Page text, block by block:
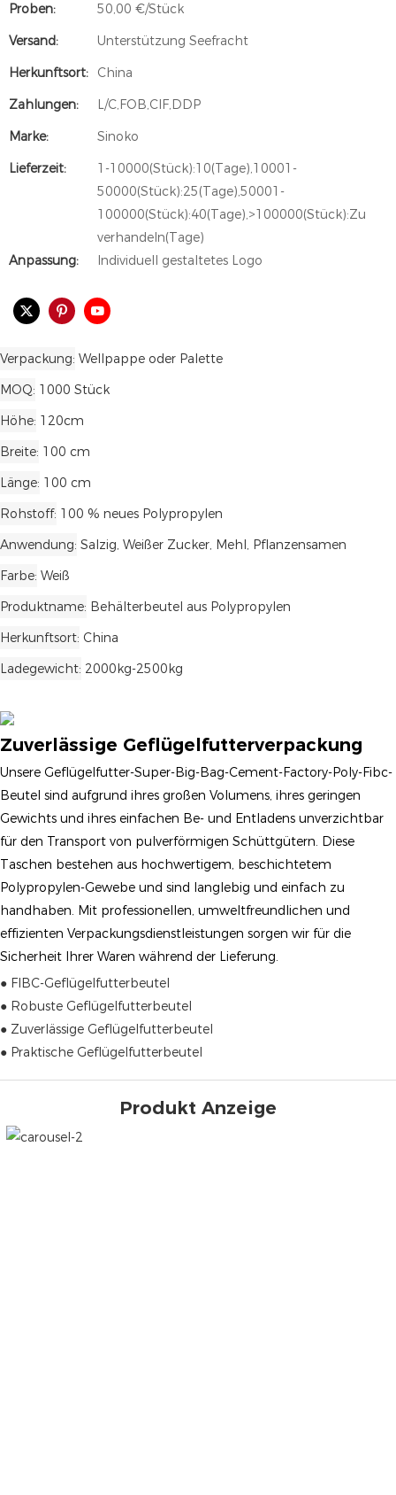
Proben:
50,00 €/Stück
Versand:
Unterstützung Seefracht
Herkunftsort:
China
Zahlungen:
L/C,FOB,CIF,DDP
Marke:
Sinoko
Lieferzeit:
1-10000(Stück):10(Tage),10001-
50000(Stück):25(Tage),50001-
100000(Stück):40(Tage),>100000(Stück):Zu
verhandeln(Tage)
Anpassung:
Individuell gestaltetes Logo
Verpackung Wellpappe oder Palette
MOQ 1000 Stück
Höhe 120cm
Breite 100 cm
Länge 100 cm
Rohstoff 100 % neues Polypropylen
Anwendung Salzig, Weißer Zucker, Mehl, Pflanzensamen
Farbe Weiß
Produktname Behälterbeutel aus Polypropylen
Herkunftsort China
Ladegewicht 2000kg-2500kg
Zuverlässige Geflügelfutterverpackung
Unsere Geflügelfutter-Super-Big-Bag-Cement-Factory-Poly-Fibc-
Beutel sind aufgrund ihres großen Volumens, ihres geringen
Gewichts und ihres einfachen Be- und Entladens unverzichtbar
für den Transport von pulverförmigen Schüttgütern. Diese
Taschen bestehen aus hochwertigem, beschichtetem
Polypropylen-Gewebe und sind langlebig und einfach zu
handhaben. Mit professionellen, umweltfreundlichen und
effizienten Verpackungsdienstleistungen sorgen wir für die
Sicherheit Ihrer Waren während der Lieferung.
● FIBC-Geflügelfutterbeutel
● Robuste Geflügelfutterbeutel
● Zuverlässige Geflügelfutterbeutel
● Praktische Geflügelfutterbeutel
Produkt Anzeige